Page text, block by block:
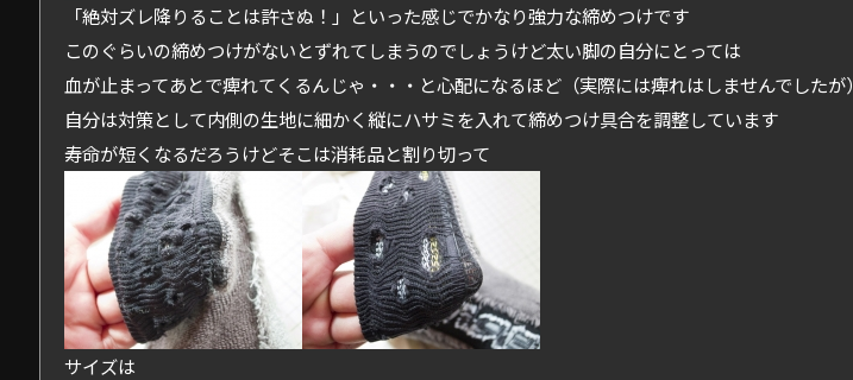
「絶対ズレ降りることは許さぬ！」といった感じでかなり強力な締めつけです
このぐらいの締めつけがないとずれてしまうのでしょうけど太い脚の自分にとっては
血が止まってあとで痺れてくるんじゃ・・・と心配になるほど（実際には痺れはしませんでしたが）
自分は対策として内側の生地に細かく縦にハサミを入れて締めつけ具合を調整しています
寿命が短くなるだろうけどそこは消耗品と割り切って
サイズは